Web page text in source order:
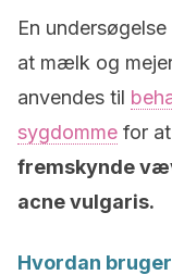
En
at mælk og
anvendes til
sygdomme for at
fremskynde
acne vulgaris.
Hvordan